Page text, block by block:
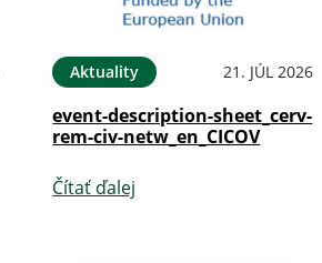
Aktuality 21. JÚL 2026
event-description-sheet_cerv-
rem-civ-netw_en_CICOV
Čítať ďalej